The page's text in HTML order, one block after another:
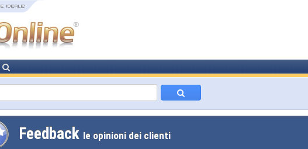
Feedback le opinioni dei clienti